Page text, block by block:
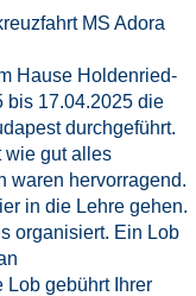
MS Adora
Hause Holdenried-
bis 17.04.2025 die
durchgeführt.
wie gut alles
waren hervorragend.
in die Lehre gehen.
organisiert. Ein Lob
gebührt Ihrer